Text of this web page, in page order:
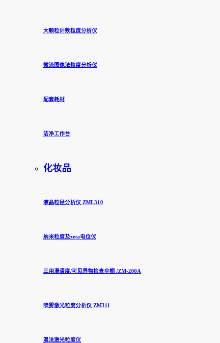
大颗粒计数粒度分析仪
微流图像法粒度分析仪
配套耗材
洁净工作台
化妆品
液晶粒径分析仪 ZML310
纳米粒度及zeta电位仪
三用澄清度/可见异物检查伞棚 /ZM-200A
喷雾激光粒度分析仪 ZM311
湿法激光粒度仪